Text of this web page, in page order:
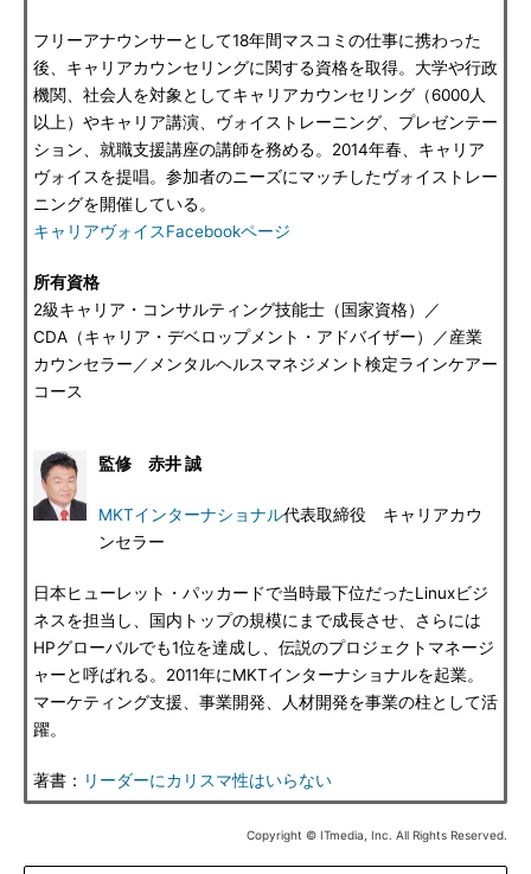
フリーアナウンサーとして18年間マスコミの仕事に携わった
後、キャリアカウンセリングに関する資格を取得。大学や行政
機関、社会人を対象としてキャリアカウンセリング（6000人
以上）やキャリア講演、ヴォイストレーニング、プレゼンテー
ション、就職支援講座の講師を務める。2014年春、キャリア
ヴォイスを提唱。参加者のニーズにマッチしたヴォイストレー
ニングを開催している。
キャリアヴォイスFacebookページ
所有資格
2級キャリア・コンサルティング技能士（国家資格）／
CDA（キャリア・デベロップメント・アドバイザー）／産業
カウンセラー／メンタルヘルスマネジメント検定ラインケアー
コース
監修 赤井 誠
MKTインターナショナル代表取締役 キャリアカウ
ンセラー
日本ヒューレット・パッカードで当時最下位だったLinuxビジ
ネスを担当し、国内トップの規模にまで成長させ、さらには
HPグローバルでも1位を達成し、伝説のプロジェクトマネージ
ャーと呼ばれる。2011年にMKTインターナショナルを起業。
マーケティング支援、事業開発、人材開発を事業の柱として活
躍。
著書： リーダーにカリスマ性はいらない
Copyright © ITmedia, Inc. All Rights Reserved.